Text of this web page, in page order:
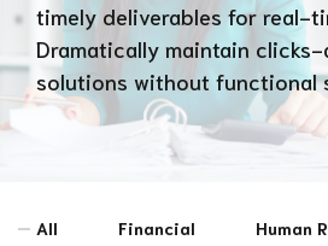
timely deliverables for real-
Dramatically maintain
solutions without functional
All Financial
Human